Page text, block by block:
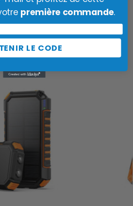
Externes Solaires
première commande.
LE CODE